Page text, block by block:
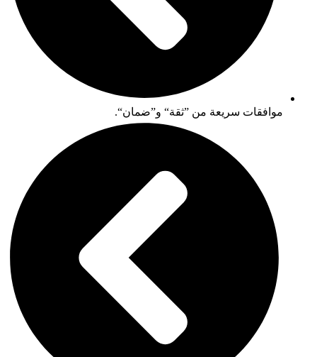
موافقات سريعة من ”ثقة“ و”ضمان“.